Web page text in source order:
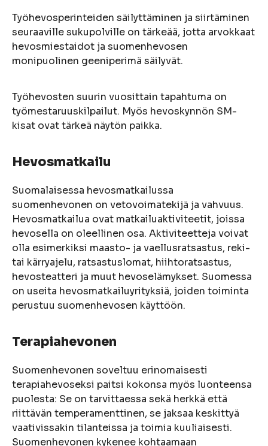
Työhevosperinteiden säilyttäminen ja siirtäminen
seuraaville sukupolville on tärkeää, jotta arvokkaat
hevosmiestaidot ja suomenhevosen
monipuolinen geeniperimä säilyvät.
Työhevosten suurin vuosittain tapahtuma on
työmestaruuskilpailut. Myös hevoskynnön SM-
kisat ovat tärkeä näytön paikka.
Hevosmatkailu
Suomalaisessa hevosmatkailussa
suomenhevonen on vetovoimatekijä ja vahvuus.
Hevosmatkailua ovat matkailuaktiviteetit, joissa
hevosella on oleellinen osa. Aktiviteetteja voivat
olla esimerkiksi maasto- ja vaellusratsastus, reki-
tai kärryajelu, ratsastuslomat, hiihtoratsastus,
hevosteatteri ja muut hevoselämykset. Suomessa
on useita hevosmatkailuyrityksiä, joiden toiminta
perustuu suomenhevosen käyttöön.
Terapiahevonen
Suomenhevonen soveltuu erinomaisesti
terapiahevoseksi paitsi kokonsa myös luonteensa
puolesta: Se on tarvittaessa sekä herkkä että
riittävän temperamenttinen, se jaksaa keskittyä
vaativissakin tilanteissa ja toimia kuuliaisesti.
Suomenhevonen kykenee kohtaamaan